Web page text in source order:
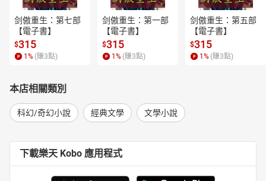
剑傲重生：第七部
【電子書】
$315
1% (賺3點)
剑傲重生：第一部
【電子書】
$315
1% (賺3點)
剑傲重生：第五部
【電子書】
$315
1% (賺3點)
本店相關類別
科幻/奇幻小說 經典文學 文學小說
下載樂天 Kobo 應用程式